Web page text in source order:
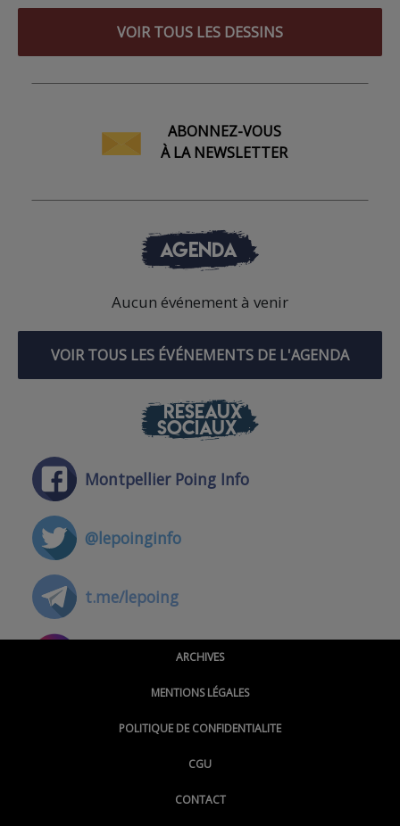
VOIR TOUS LES DESSINS
ABONNEZ-VOUS
À LA NEWSLETTER
AGENDA
Aucun événement à venir
VOIR TOUS LES ÉVÉNEMENTS DE L'AGENDA
RÉSEAUX
SOCIAUX
Montpellier Poing Info
@lepoinginfo
t.me/lepoing
@montpellierpoinginfo
@LePoingMontpellier
ARCHIVES
MENTIONS LÉGALES
POLITIQUE DE CONFIDENTIALITE
CGU
CONTACT